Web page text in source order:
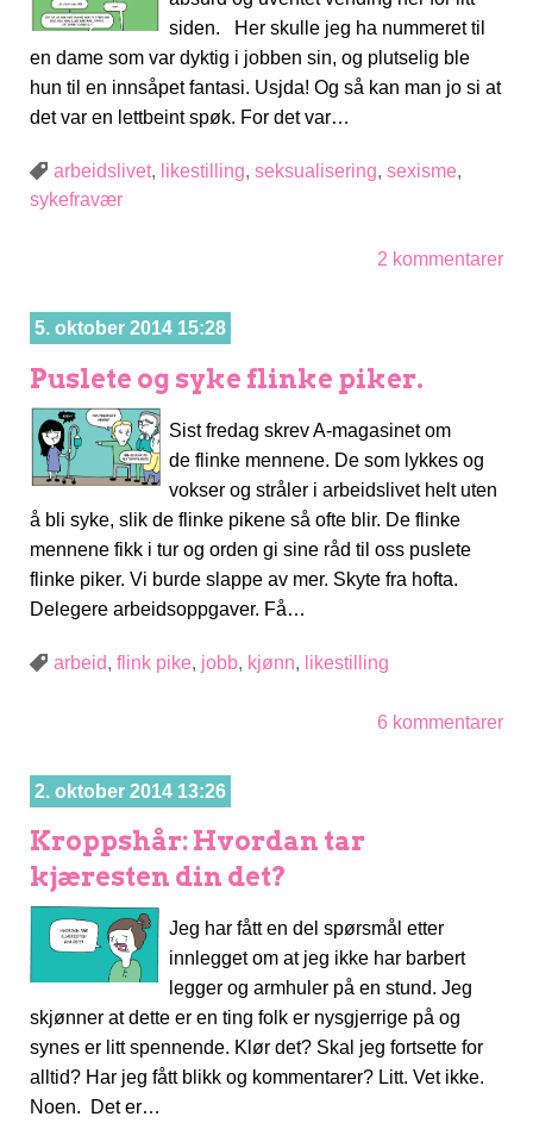
siden. Her skulle jeg ha nummeret til
en dame som var dyktig i jobben sin, og plutselig ble
hun til en innsåpet fantasi. Usjda! Og så kan man jo si at
det var en lettbeint spøk. For det var…
arbeidslivet, likestilling, seksualisering, sexisme,
sykefravær
2 kommentarer
5. oktober 2014 15:28
Puslete og syke flinke piker.
Sist fredag skrev A-magasinet om
de flinke mennene. De som lykkes og
vokser og stråler i arbeidslivet helt uten
å bli syke, slik de flinke pikene så ofte blir. De flinke
mennene fikk i tur og orden gi sine råd til oss puslete
flinke piker. Vi burde slappe av mer. Skyte fra hofta.
Delegere arbeidsoppgaver. Få…
arbeid, flink pike, jobb, kjønn, likestilling
6 kommentarer
2. oktober 2014 13:26
Kroppshår: Hvordan tar
kjæresten din det?
Jeg har fått en del spørsmål etter
innlegget om at jeg ikke har barbert
legger og armhuler på en stund. Jeg
skjønner at dette er en ting folk er nysgjerrige på og
synes er litt spennende. Klør det? Skal jeg fortsette for
alltid? Har jeg fått blikk og kommentarer? Litt. Vet ikke.
Noen. Det er…